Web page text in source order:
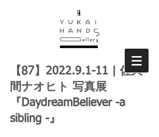
【87】2022.9.1-11 | 佐久
間ナオヒト 写真展
『DaydreamBeliever -a
sibling -』